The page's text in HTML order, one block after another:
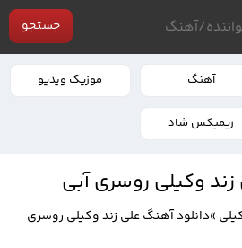
جستجو
آهنگ موزیک ویدیو
ریمیکس شاد
وکیلی روسری آبی
»دانلود آهنگ علی زند وکیلی روسری